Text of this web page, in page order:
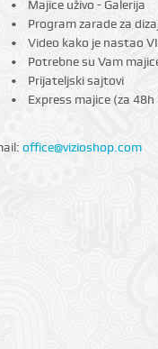
Majice uživo - Galerija
Program zarade za
Video kako je nastao
Potrebne su Vam
Prijateljski sajtovi
Express majice (za 48h
office@vizioshop.com